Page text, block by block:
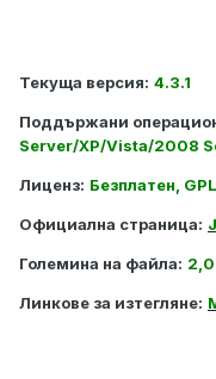
Текуща версия: 4.3.1
Поддържани
Server/XP/Vista/2008
Лиценз: Безплатен,
Официална страница:
Големина на файла:
Линкове за изтегляне: